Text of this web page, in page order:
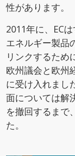
性があります。
2011年に、EC
エネルギー製品
リンクするため
欧州議会と欧州
に受け入れまし
面については解
を撤回するまで
た。